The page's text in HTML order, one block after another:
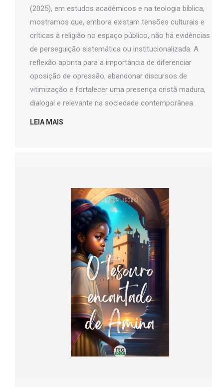
(2025), em estudos acadêmicos e na teologia bíblica,
mostramos que, embora existam tensões culturais e
críticas à religião no espaço público, não há evidências
de perseguição sistemática ou institucionalizada. A
reflexão aponta para a importância de diferenciar
oposição de opressão, abandonar discursos de
vitimização e fortalecer uma presença cristã madura,
dialogal e relevante na sociedade contemporânea.
LEIA MAIS